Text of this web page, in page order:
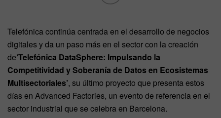
Telefónica continúa centrada en el desarrollo de negocios
digitales y da un paso más en el sector con la creación
de‘Telefónica DataSphere: Impulsando la
Competitividad y Soberanía de Datos en Ecosistemas
Multisectoriales’, su último proyecto que presenta estos
días en Advanced Factories, un evento de referencia en el
sector industrial que se celebra en Barcelona.